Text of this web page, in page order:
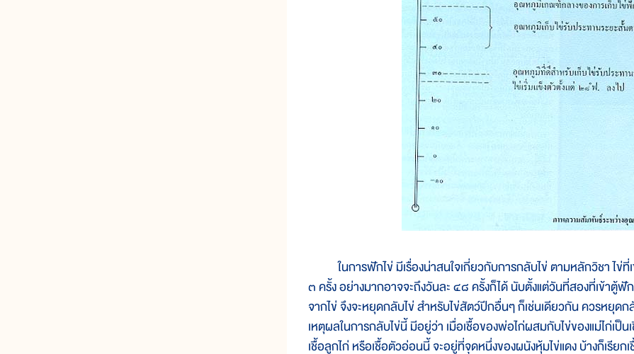
ในการฟักไข่ มีเรื่องน่าสนใจเกี่ยวกับการกลับไข่ ตามหลักวิชา ไข่ที่
๓ ครั้ง อย่างมากอาจจะถึงวันละ ๔๘ ครั้งก็ได้ นับตั้งแต่วันที่สองที่เข้าตู้
จากไข่ จึงจะหยุดกลับไข่ สำหรับไข่สัตว์ปีกอื่นๆ ก็เช่นเดียวกัน ควรหยุ
เหตุผลในการกลับไข่นี้ มีอยู่ว่า เมื่อเชื้อของพ่อไก่ผสมกับไข่ของแม่ไก่เป็
เชื้อลูกไก่ หรือเชื้อตัวอ่อนนี้ จะอยู่ที่จุดหนึ่งของผนังหุ้มไข่แดง บ้างก็เรีย